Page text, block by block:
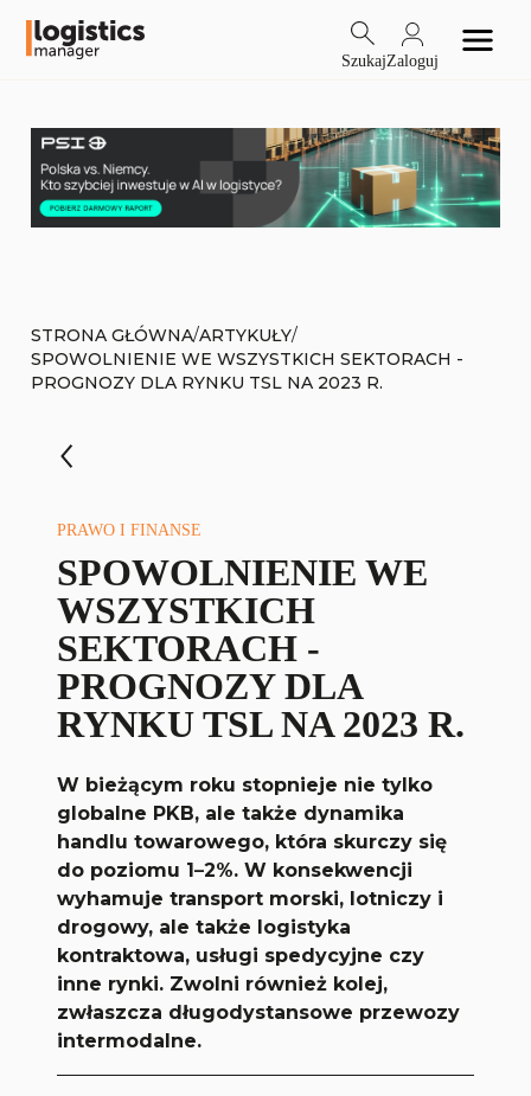
SzukajZaloguj
STRONA GŁÓWNA/ARTYKUŁY/
SPOWOLNIENIE WE WSZYSTKICH SEKTORACH -
PROGNOZY DLA RYNKU TSL NA 2023 R.
PRAWO I FINANSE
SPOWOLNIENIE WE
WSZYSTKICH
SEKTORACH -
PROGNOZY DLA
RYNKU TSL NA 2023 R.
W bieżącym roku stopnieje nie tylko
globalne PKB, ale także dynamika
handlu towarowego, która skurczy się
do poziomu 1–2%. W konsekwencji
wyhamuje transport morski, lotniczy i
drogowy, ale także logistyka
kontraktowa, usługi spedycyjne czy
inne rynki. Zwolni również kolej,
zwłaszcza długodystansowe przewozy
intermodalne.